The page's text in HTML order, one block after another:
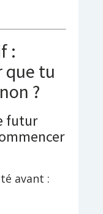
:
que tu
?
futur
avant :